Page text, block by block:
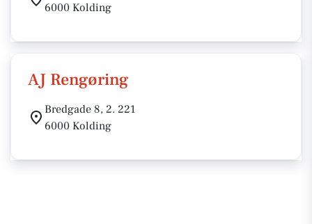
6000 Kolding
AJ Rengøring
Bredgade 8, 2. 221
6000 Kolding